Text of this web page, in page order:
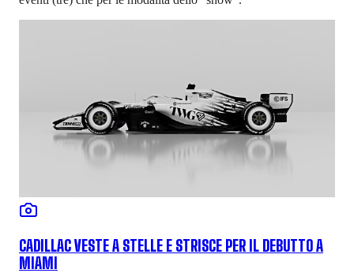
CADILLAC VESTE A STELLE E STRISCE PER IL DEBUTTO A
MIAMI